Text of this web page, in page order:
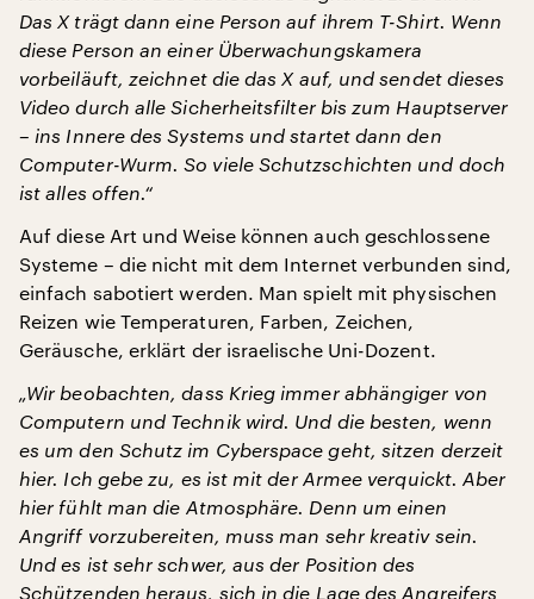
Das X trägt dann eine Person auf ihrem T-Shirt. Wenn
diese Person an einer Überwachungskamera
vorbeiläuft, zeichnet die das X auf, und sendet dieses
Video durch alle Sicherheitsfilter bis zum Hauptserver
– ins Innere des Systems und startet dann den
Computer-Wurm. So viele Schutzschichten und doch
ist alles offen.“
Auf diese Art und Weise können auch geschlossene
Systeme – die nicht mit dem Internet verbunden sind,
einfach sabotiert werden. Man spielt mit physischen
Reizen wie Temperaturen, Farben, Zeichen,
Geräusche, erklärt der israelische Uni-Dozent.
„Wir beobachten, dass Krieg immer abhängiger von
Computern und Technik wird. Und die besten, wenn
es um den Schutz im Cyberspace geht, sitzen derzeit
hier. Ich gebe zu, es ist mit der Armee verquickt. Aber
hier fühlt man die Atmosphäre. Denn um einen
Angriff vorzubereiten, muss man sehr kreativ sein.
Und es ist sehr schwer, aus der Position des
Schützenden heraus, sich in die Lage des Angreifers